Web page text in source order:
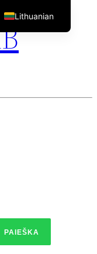
PAIEŠKA
Lithuanian
English